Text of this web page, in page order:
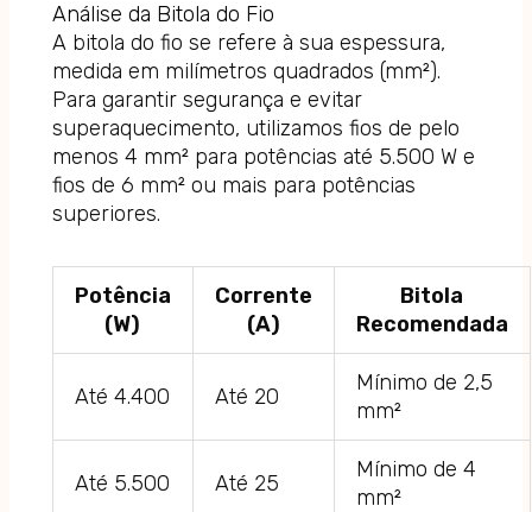
Análise da Bitola do Fio
A bitola do fio se refere à sua espessura,
medida em milímetros quadrados (mm²).
Para garantir segurança e evitar
superaquecimento, utilizamos fios de pelo
menos 4 mm² para potências até 5.500 W e
fios de 6 mm² ou mais para potências
superiores.
Potência
(W)
Corrente
(A)
Bitola
Recomendada
Até 4.400 Até 20
Mínimo de 2,5
mm²
Até 5.500 Até 25
Mínimo de 4
mm²